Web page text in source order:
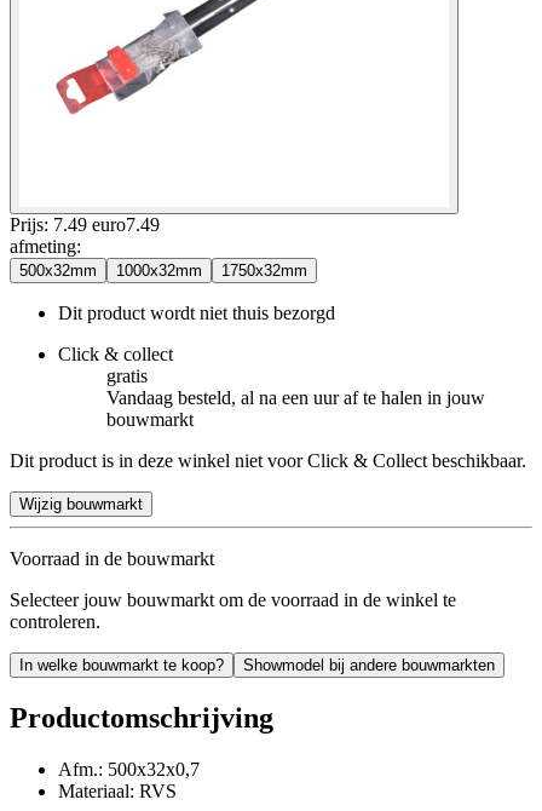
Prijs: 7.49 euro7.49
afmeting:
500x32mm 1000x32mm 1750x32mm
Dit product wordt niet thuis bezorgd
Click & collect
gratis
Vandaag besteld, al na een uur af te halen in jouw
bouwmarkt
Dit product is in deze winkel niet voor Click & Collect beschikbaar.
Wijzig bouwmarkt
Voorraad in de bouwmarkt
Selecteer jouw bouwmarkt om de voorraad in de winkel te
controleren.
In welke bouwmarkt te koop? Showmodel bij andere bouwmarkten
Productomschrijving
Afm.: 500x32x0,7
Materiaal: RVS